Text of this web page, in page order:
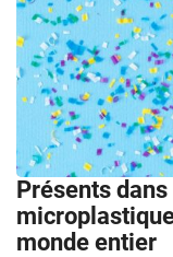
Présents
monde entier